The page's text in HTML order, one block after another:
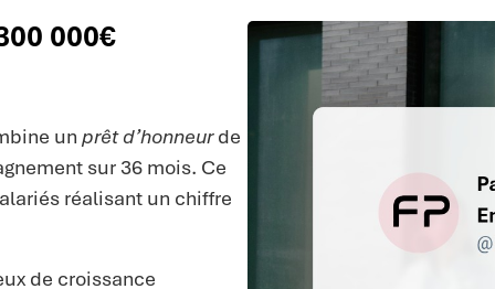
000€
un prêt d’honneurde
sur 36 mois. Ce
réalisant un chiffre
de croissance